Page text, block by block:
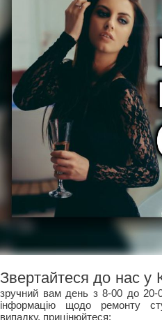
Звертайтеся до нас у
зручний вам день з 8-00 до 20-
інформацію щодо ремонту
випадку, прицінюйтеся: